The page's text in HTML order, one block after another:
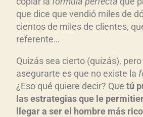
que dice que vendió miles de
cientos de miles de clientes,
referente…
Quizás sea cierto (quizás),
asegurarte es que no existe la
¿Eso qué quiere decir? Que tú
las estrategias que le
llegar a ser el hombre más